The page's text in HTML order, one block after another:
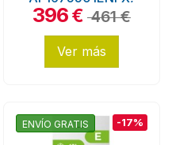
Inox, 1.67 m
396€ 461 €
Ver más
ENVÍO GRATIS -17%